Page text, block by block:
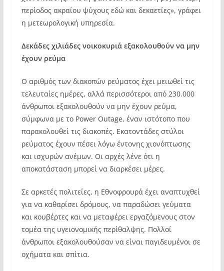
περίοδος ακραίου ψύχους εδώ και δεκαετίες», γράφει
η μετεωρολογική υπηρεσία.
Δεκάδες χιλιάδες νοικοκυριά εξακολουθούν να μην
έχουν ρεύμα
Ο αριθμός των διακοπών ρεύματος έχει μειωθεί τις
τελευταίες ημέρες, αλλά περισσότεροι από 230.000
άνθρωποι εξακολουθούν να μην έχουν ρεύμα,
σύμφωνα με το Power Outage, έναν ιστότοπο που
παρακολουθεί τις διακοπές. Εκατοντάδες στύλοι
ρεύματος έχουν πέσει λόγω έντονης χιονόπτωσης
και ισχυρών ανέμων. Οι αρχές λένε ότι η
αποκατάσταση μπορεί να διαρκέσει μέρες.
Σε αρκετές πολιτείες, η Εθνοφρουρά έχει αναπτυχθεί
για να καθαρίσει δρόμους, να παραδώσει γεύματα
και κουβέρτες και να μεταφέρει εργαζόμενους στον
τομέα της υγειονομικής περίθαλψης. Πολλοί
άνθρωποι εξακολουθούσαν να είναι παγιδευμένοι σε
οχήματα και σπίτια.